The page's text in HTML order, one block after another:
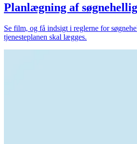
Planlægning af
Se film, og få indsigt i reglerne for
tjenesteplanen skal lægges.